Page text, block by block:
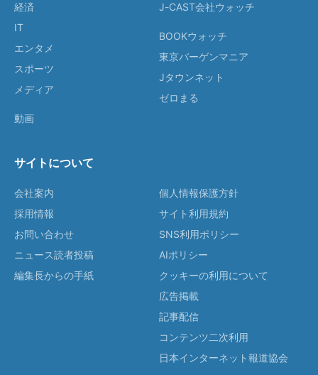
経済
IT
エンタメ
スポーツ
メディア
動画
J-CAST会社ウォッチ
BOOKウォッチ
東京バーゲンマニア
Jタウンネット
ゼロまる
サイトについて
会社案内
採用情報
お問い合わせ
ニュース読者投稿
編集長からの手紙
個人情報保護方針
サイト利用規約
SNS利用ポリシー
AIポリシー
クッキーの利用について
広告掲載
記事配信
コンテンツ二次利用
日本インターネット報道協会